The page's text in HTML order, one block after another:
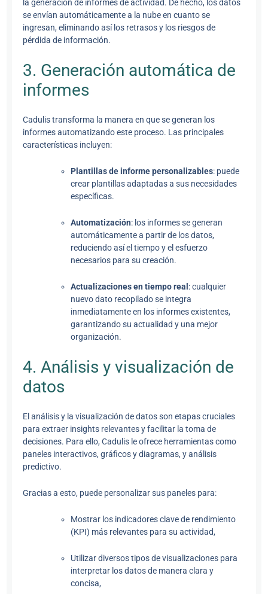
la generación de informes de actividad. De hecho, los datos
se envían automáticamente a la nube en cuanto se
ingresan, eliminando así los retrasos y los riesgos de
pérdida de información.
3. Generación automática de
informes
Cadulis transforma la manera en que se generan los
informes automatizando este proceso. Las principales
características incluyen:
Plantillas de informe personalizables: puede
crear plantillas adaptadas a sus necesidades
específicas.
Automatización: los informes se generan
automáticamente a partir de los datos,
reduciendo así el tiempo y el esfuerzo
necesarios para su creación.
Actualizaciones en tiempo real : cualquier
nuevo dato recopilado se integra
inmediatamente en los informes existentes,
garantizando su actualidad y una mejor
organización.
4. Análisis y visualización de
datos
El análisis y la visualización de datos son etapas cruciales
para extraer insights relevantes y facilitar la toma de
decisiones. Para ello, Cadulis le ofrece herramientas como
paneles interactivos, gráficos y diagramas, y análisis
predictivo.
Gracias a esto, puede personalizar sus paneles para:
Mostrar los indicadores clave de rendimiento
(KPI) más relevantes para su actividad,
Utilizar diversos tipos de visualizaciones para
interpretar los datos de manera clara y
concisa,